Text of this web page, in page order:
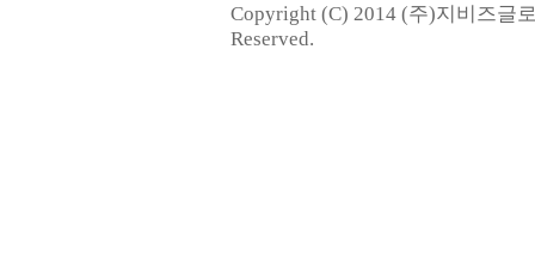
Copyright (C) 2014 (주)지비즈글
Reserved.